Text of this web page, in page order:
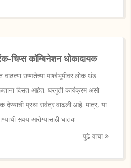
चिप्स कॉम्बिनेशन धोकादायक
उष्णतेच्या पार्श्वभूमीवर लोक थंड
दिसत आहेत. घरगुती कार्यक्रम असो
देण्याची प्रथा सर्वत्र वाढली आहे. मात्र, या
सवय आरोग्यासाठी घातक
पुढे वाचा